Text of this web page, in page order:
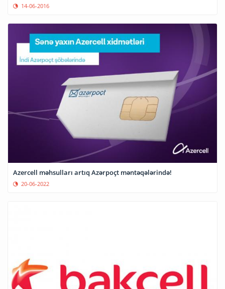
14-06-2016
Azercell məhsulları artıq Azərpoçt məntəqələrində!
20-06-2022